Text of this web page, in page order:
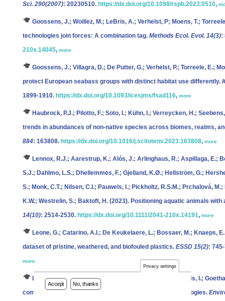
Sci. 290(2007): 20230510. https://dx.doi.org/10.1098/rspb.2023.0510,
Goossens, J.; Woillez, M.; LeBris, A.; Verhelst, P; Moens, T.;
technologies join forces: A combination tag. Methods Ecol. Evol. 14(3):
210x.14045, more
Goossens, J.; Villagra, D.; De Putter, G.; Verhelst, P.; Torreele, E.;
protect European seabass groups with distinct habitat use differently.
1899-1910. https://dx.doi.org/10.1093/icesjms/fsad116, more
Haubrock, P.J.; Pilotto, F.; Soto, I.; Kühn, I.; Verreycken, H.;
trends in abundances of non-native species across biomes, realms,
884: 163808. https://dx.doi.org/10.1016/j.scitotenv.2023.163808, more
Lennox, R.J.; Aarestrup, K.; Alós, J.; Arlinghaus, R.; Aspillaga, E.;
S.J.; Dahlmo, L.S.; Dhellemmes, F.; Gjelland, K.Ø.; Hellström, G.;
S.; Monk, C.T.; Nilsen, C.I.; Pauwels, I.; Pickholtz, R.S.M.; Prchalová,
K.W.; Westrelin, S.; Baktoft, H. (2023). Positioning aquatic animals
14(10): 2514-2530. https://dx.doi.org/10.1111/2041-210x.14191, more
Leone, G.; Catarino, A.I.; De Keukelaere, L.; Bossaer, M.; Knaeps,
dataset of pristine, weathered, and biofouled plastics. ESSD 15(2):
more
Leone, G.; Moulaert, I.; Devriese, L.I.; Sandra, M.; Pauwels, I.;
comprehensive assessment of plastic remediation technologies.
Privacy settings
Accept No, thanks